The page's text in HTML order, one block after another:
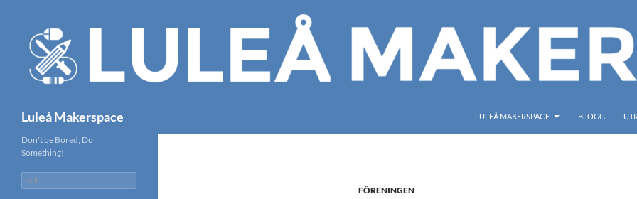
innehåll
Luleå Makerspace LULEÅ MAKERSPACE BLOGG
FÖRENINGEN
Don't be Bored, Do
Something!
Sök
efter: